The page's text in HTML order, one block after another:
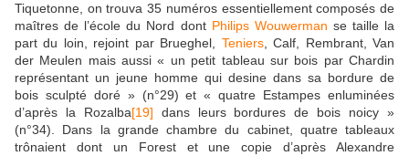
Tiquetonne, on trouva 35 numéros essentiellement composés de
maîtres de l’école du Nord dont Philips Wouwerman se taille la
part du loin, rejoint par Brueghel, Teniers, Calf, Rembrant, Van
der Meulen mais aussi « un petit tableau sur bois par Chardin
représentant un jeune homme qui desine dans sa bordure de
bois sculpté doré » (n°29) et « quatre Estampes enluminées
d’après la Rozalba[19] dans leurs bordures de bois noicy »
(n°34). Dans la grande chambre du cabinet, quatre tableaux
trônaient dont un Forest et une copie d’après Alexandre